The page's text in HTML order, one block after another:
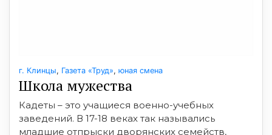
г. Клинцы, Газета «Труд», юная смена
Школа мужества
Кадеты – это учащиеся военно-учебных
заведений. В 17-18 веках так назывались
младшие отпрыски дворянских семейств,